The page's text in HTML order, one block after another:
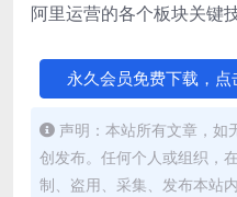
阿里运营的各个板块关键
永久会员免费下载，
声明：本站所有文章，如
创发布。任何个人或组织，
制、盗用、采集、发布本站